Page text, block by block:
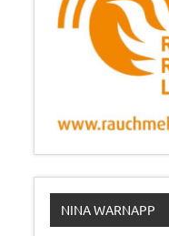
NINA WARNAPP